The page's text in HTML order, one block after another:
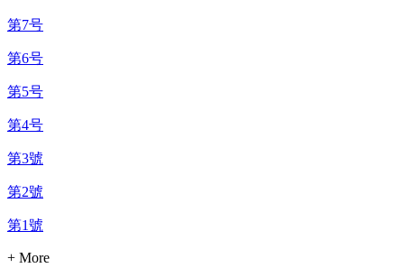
第7号
第6号
第5号
第4号
第3號
第2號
第1號
+ More